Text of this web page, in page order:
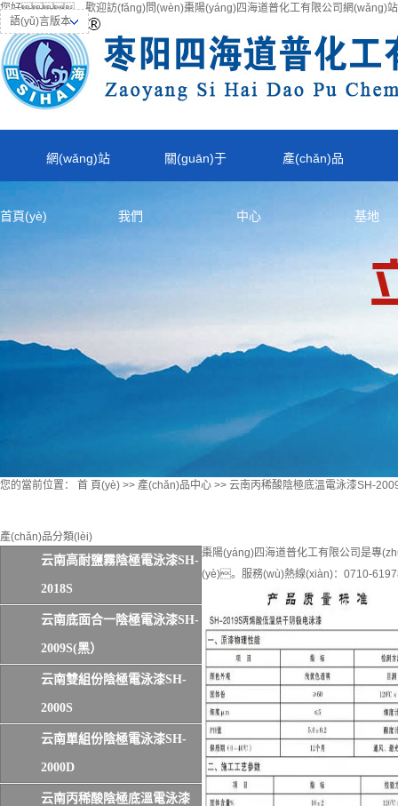
您好，歡迎訪(fǎng)問(wèn)棗陽(yáng)四海道普化工有限公司網
語(yǔ)言版本
網(wǎng)站
首頁(yè)
關(guān)于
我們
產(chǎn)品
中心 基地
您的當前位置： 首 頁(yè) >> 產(chǎn)品中心 >> 云南丙稀酸陰極底溫電泳漆SH-
產(chǎn)品分類(lèi)
云南高耐鹽霧陰極電泳漆SH-
2018S
云南底面合一陰極電泳漆SH-
2009S(黑）
云南雙組份陰極電泳漆SH-
2000S
云南單組份陰極電泳漆SH-
2000D
云南丙稀酸陰極底溫電泳漆
棗陽(yáng)四海道普化工有限公司是專
(yè)。服務(wù)熱線(xiàn)：0710-